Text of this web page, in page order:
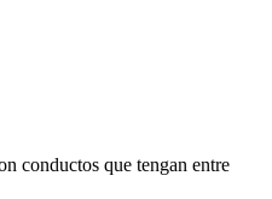
conductos que tengan entre